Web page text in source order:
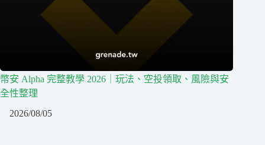
幣安 Alpha 完整教學 2026｜玩法、空投領取、風險與安
全性整理
2026/08/05